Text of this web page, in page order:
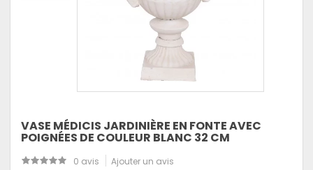
VASE MÉDICIS JARDINIÈRE EN FONTE AVEC
POIGNÉES DE COULEUR BLANC 32 CM
0 avis Ajouter un avis